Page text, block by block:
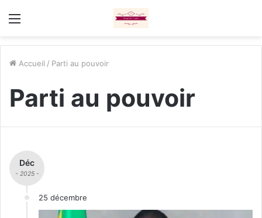
Menu
Accueil / Parti au pouvoir
Parti au pouvoir
Déc
- 2025 -
25 décembre